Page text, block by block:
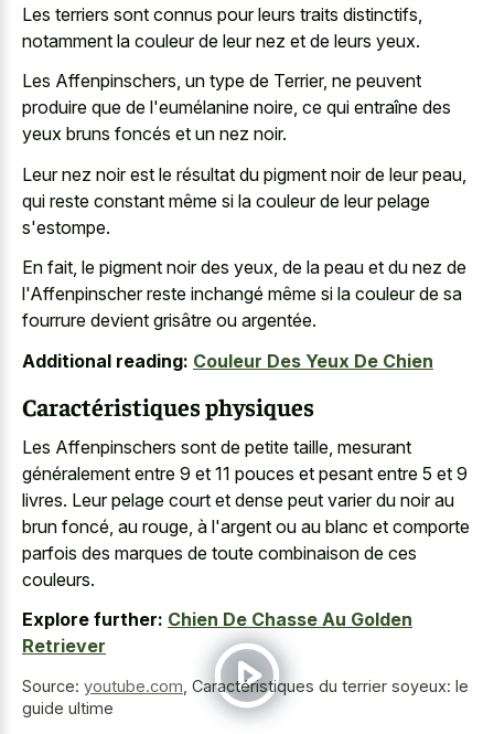
Les terriers sont connus pour leurs traits distinctifs,
notamment la couleur de leur nez et de leurs yeux.
Les Affenpinschers, un type de Terrier, ne peuvent
produire que de l'eumélanine noire, ce qui entraîne des
yeux bruns foncés et un nez noir.
Leur nez noir est le résultat du pigment noir de leur peau,
qui reste constant même si la couleur de leur pelage
s'estompe.
En fait, le pigment noir des yeux, de la peau et du nez de
l'Affenpinscher reste inchangé même si la couleur de sa
fourrure devient grisâtre ou argentée.
Additional reading: Couleur Des Yeux De Chien
Caractéristiques physiques
Les Affenpinschers sont de petite taille, mesurant
généralement entre 9 et 11 pouces et pesant entre 5 et 9
livres. Leur pelage court et dense peut varier du noir au
brun foncé, au rouge, à l'argent ou au blanc et comporte
parfois des marques de toute combinaison de ces
couleurs.
Explore further: Chien De Chasse Au Golden
Retriever
Source: youtube.com Caractéristiques du terrier soyeux: le
guide ultime